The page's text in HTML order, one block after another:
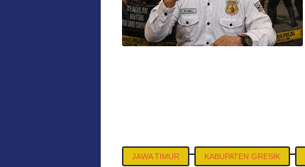
JAWA TIMUR KABUPATEN GRESIK